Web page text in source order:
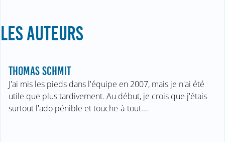
LES AUTEURS
THOMAS SCHMIT
J'ai mis les pieds dans l'équipe en 2007, mais je n'ai été
utile que plus tardivement. Au début, je crois que j'étais
surtout l'ado pénible et touche-à-tout.…